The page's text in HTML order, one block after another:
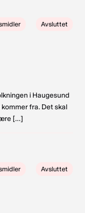
Avsluttet
i Haugesund
fra. Det skal
[…]
Avsluttet